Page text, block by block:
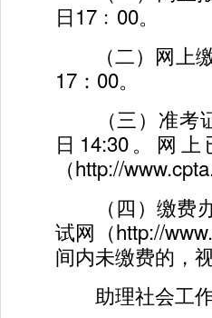
日17﹕00。
（二）网上缴
17：00。
（三）准考证
日14:30。网
（http://
（四）缴费办
试网（http://
间内未缴费的，
助理社会工作